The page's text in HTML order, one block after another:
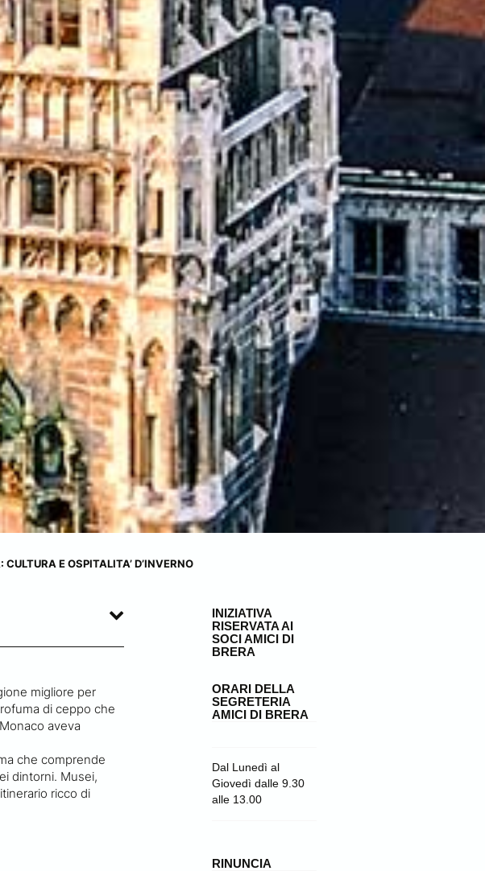
E OSPITALITA’ D’INVERNO
migliore per
di ceppo che
aveva
che comprende
dintorni. Musei,
ricco di
INIZIATIVA
RISERVATA AI
SOCI AMICI DI
BRERA
ORARI DELLA
SEGRETERIA
AMICI DI BRERA
Dal Lunedì al
Giovedì dalle 9.30
alle 13.00
RINUNCIA